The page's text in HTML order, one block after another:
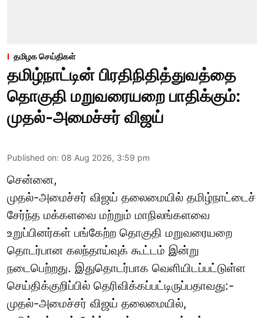
தமிழக செய்திகள்
தமிழ்நாட்டின் பிரதிநிதித்துவத்தை
தொகுதி மறுவரையறை பாதிக்கும்:
முதல்-அமைச்சர் விஜய்
Published on: 08 Aug 2026, 3:59 pm
சென்னை,
முதல்-அமைச்சர் விஜய் தலைமையில் தமிழ்நாட்டைச்
சேர்ந்த மக்களவை மற்றும் மாநிலங்களவை
உறுப்பினர்கள் பங்கேற்ற தொகுதி மறுவரையறை
தொடர்பான கலந்தாய்வுக் கூட்டம் இன்று
நடைபெற்றது. இதுதொடர்பாக வெளியிடப்பட்டுள்ள
செய்திக்குறிப்பில் தெரிவிக்கப்பட்டிருப்பதாவது:-
முதல்-அமைச்சர் விஜய் தலைமையில்,